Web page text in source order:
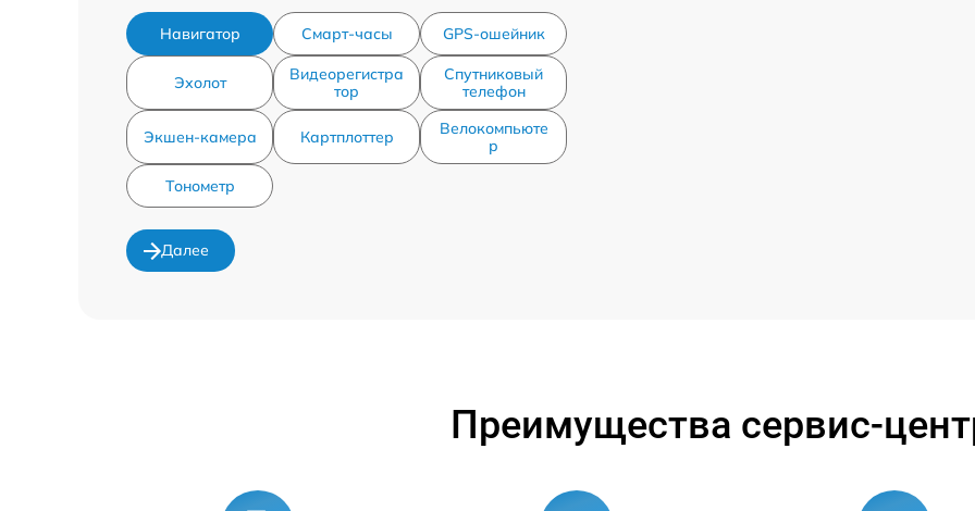
Навигатор Смарт-часы GPS-ошейник
Эхолот
Видеорегистра
тор
Спутниковый
телефон
Экшен-камера Картплоттер
Велокомпьюте
р
Тонометр
Далее
Преимущества сервис-